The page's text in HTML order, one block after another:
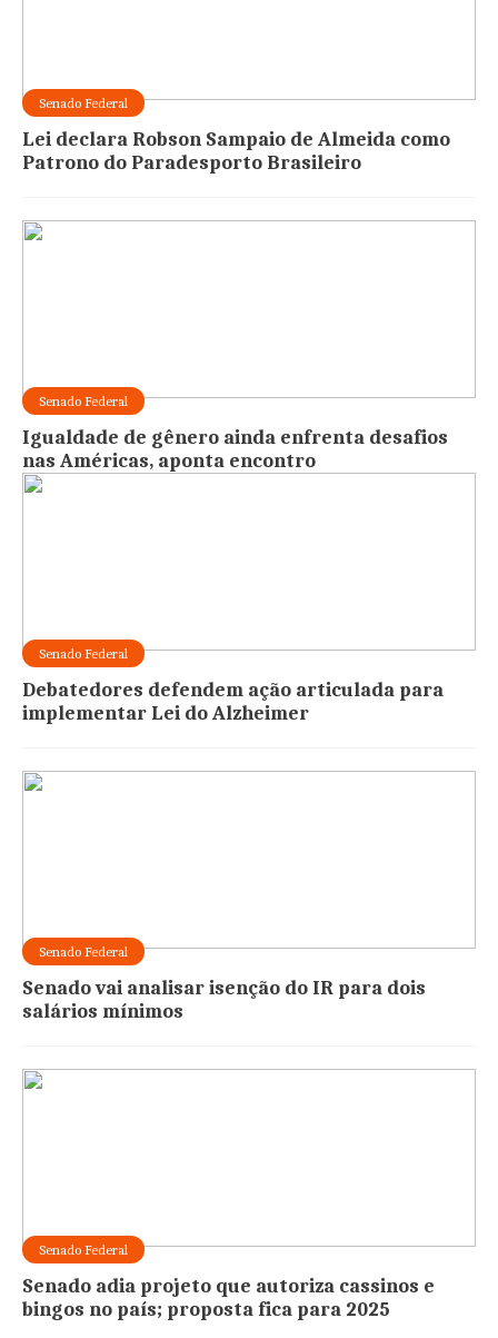
Senado Federal
Lei declara Robson Sampaio de Almeida como
Patrono do Paradesporto Brasileiro
Senado Federal
Igualdade de gênero ainda enfrenta desafios
nas Américas, aponta encontro
Senado Federal
Debatedores defendem ação articulada para
implementar Lei do Alzheimer
Senado Federal
Senado vai analisar isenção do IR para dois
salários mínimos
Senado Federal
Senado adia projeto que autoriza cassinos e
bingos no país; proposta fica para 2025